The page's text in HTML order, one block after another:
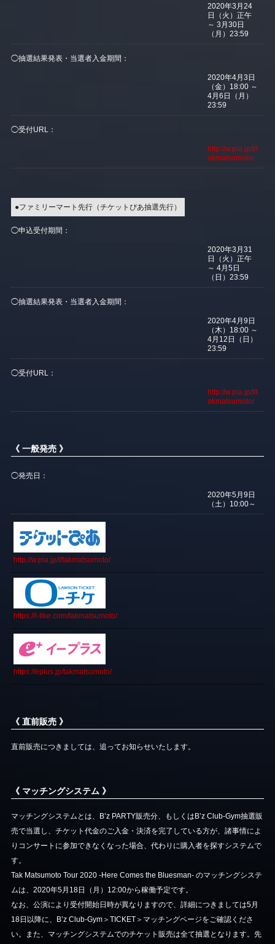
2020年3月24
日（火）正午
～ 3月30日
（月）23:59
◯抽選結果発表・当選者入金期間：
2020年4月3日
（金）18:00 ～
4月6日（月）
23:59
◯受付URL：
http://w.pia.jp/t/t
akmatsumoto/
●ファミリーマート先行（チケットぴあ抽選先行）
◯申込受付期間：
2020年3月31
日（火）正午
～ 4月5日
（日）23:59
◯抽選結果発表・当選者入金期間：
2020年4月9日
（木）18:00 ～
4月12日（日）
23:59
◯受付URL：
http://w.pia.jp/t/t
akmatsumoto/
《 一般発売 》
◯発売日：
2020年5月9日
（土）10:00～
http://w.pia.jp/t/takmatsumoto/
https://l-tike.com/takmatsumoto/
https://eplus.jp/takmatsumoto/
《 直前販売 》
直前販売につきましては、追ってお知らせいたします。
《 マッチングシステム 》
マッチングシステムとは、B’z PARTY販売分、もしくはB’z Club-Gym抽選販
売で当選し、チケット代金のご入金・決済を完了している方が、諸事情によ
りコンサートに参加できなくなった場合、代わりに購入者を探すシステムで
す。
Tak Matsumoto Tour 2020 -Here Comes the Bluesman- のマッチングシステ
ムは、2020年5月18日（月）12:00から稼働予定です。
なお、公演により受付開始日時が異なりますので、詳細につきましては5月
18日以降に、B’z Club-Gym＞TICKET＞マッチングページをご確認くださ
い。また、マッチングシステムでのチケット販売は全て抽選となります。先